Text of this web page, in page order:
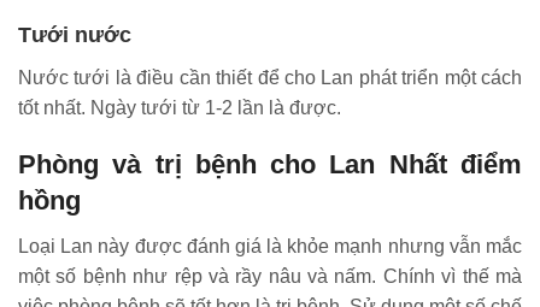
Tưới nước
Nước tưới là điều cần thiết để cho Lan phát triển một cách
tốt nhất. Ngày tưới từ 1-2 lần là được.
Phòng và trị bệnh cho Lan Nhất điểm
hồng
Loại Lan này được đánh giá là khỏe mạnh nhưng vẫn mắc
một số bệnh như rệp và rầy nâu và nấm. Chính vì thế mà